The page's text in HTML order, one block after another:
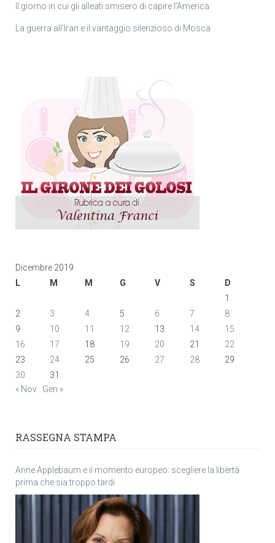
Il giorno in cui gli alleati smisero di capire l’America
La guerra all’Iran e il vantaggio silenzioso di Mosca
Dicembre 2019
L
M M G V S
D
1
2
3 4 5 6 7
8
9
10 11 12 13 14
15
16
17 18 19 20 21
22
23
24 25 26 27 28
29
30
31
« Nov
Gen »
RASSEGNA STAMPA
Anne Applebaum e il momento europeo: scegliere la libertà
prima che sia troppo tardi